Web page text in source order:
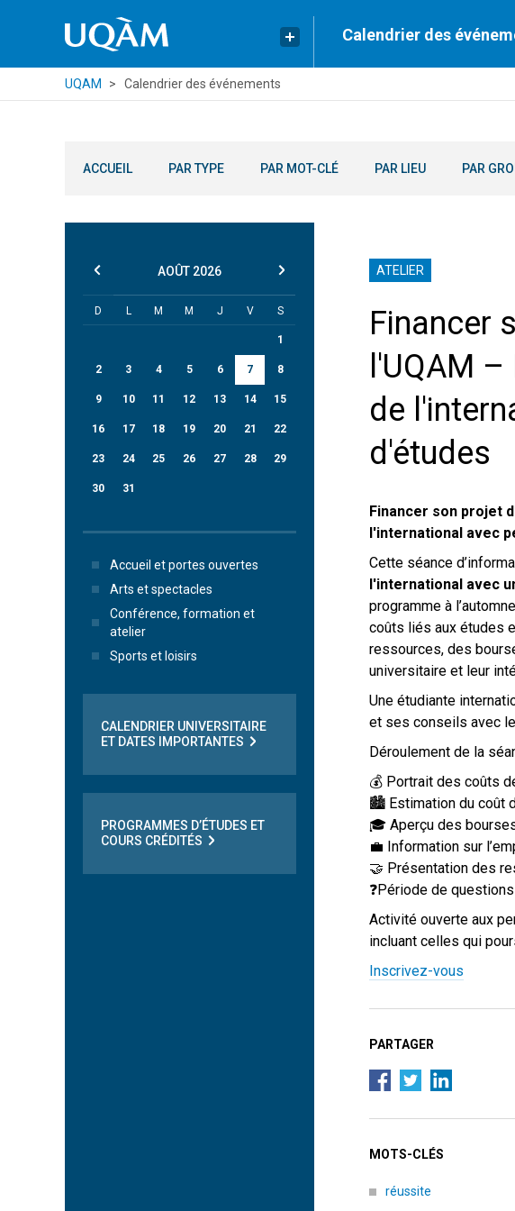
Calendrier des
UQAM Calendrier des événements
ACCUEIL PAR TYPE PAR MOT-CLÉ PAR LIEU PAR
ATELIER
Financer
l'UQAM
de
d'études
Financer son projet
l'international avec
Cette séance
l'international avec
programme à
coûts liés aux études
ressources, des
universitaire et leur
Une étudiante
et ses conseils avec
Déroulement de la
💰 Portrait des coûts
🏙️ Estimation du coût
🎓 Aperçu des
💼 Information sur
🤝 Présentation des
❓Période de
Activité ouverte aux
incluant celles qui
Inscrivez-vous
PARTAGER
MOTS-CLÉS
réussite
AOÛT 2026
D L M M J V S
1
2 3 4 5 6 7 8
9 10 11 12 13 14 15
16 17 18 19 20 21 22
23 24 25 26 27 28 29
30 31
Accueil et portes ouvertes
Arts et spectacles
Conférence, formation et
atelier
Sports et loisirs
CALENDRIER UNIVERSITAIRE
ET DATES IMPORTANTES
PROGRAMMES D’ÉTUDES ET
COURS CRÉDITÉS